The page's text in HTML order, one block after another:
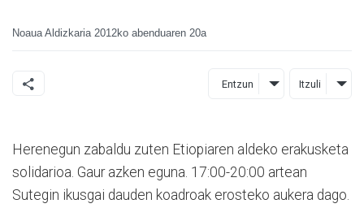
Noaua Aldizkaria 2012ko abenduaren 20a
Entzun Itzuli
Herenegun zabaldu zuten Etiopiaren aldeko erakusketa
solidarioa. Gaur azken eguna. 17:00-20:00 artean
Sutegin ikusgai dauden koadroak erosteko aukera dago.